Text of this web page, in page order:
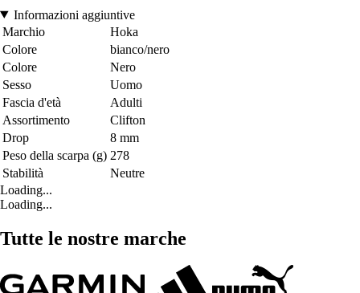
Informazioni aggiuntive
Marchio
Hoka
Colore
bianco/nero
Colore
Nero
Sesso
Uomo
Fascia d'età
Adulti
Assortimento
Clifton
Drop
8 mm
Peso della scarpa (g) 278
Stabilità
Neutre
Loading...
Loading...
Tutte le nostre marche